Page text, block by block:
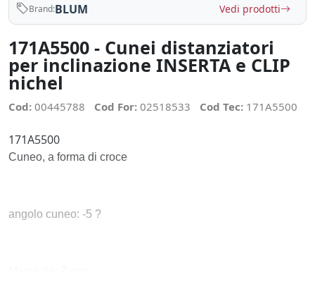
Brand:BLUM Vedi prodotti
171A5500 - Cunei distanziatori
per inclinazione INSERTA e CLIP
nichel
Cod: 00445788 Cod For: 02518533 Cod Tec: 171A5500
171A5500
Cuneo, a forma di croce
angolo cuneo: -5 ?